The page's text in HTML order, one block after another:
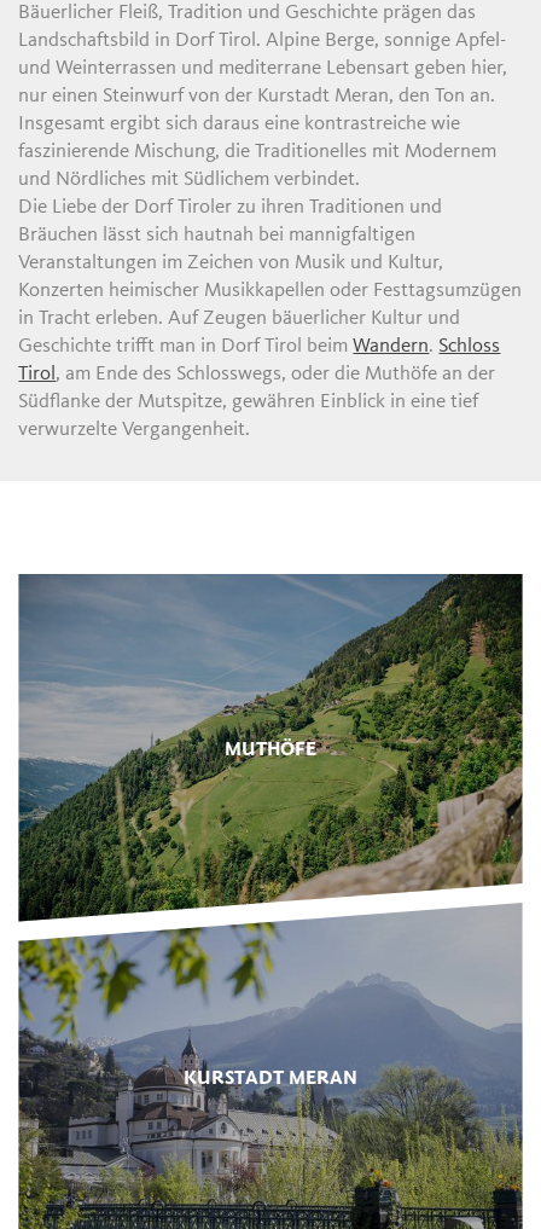
Bäuerlicher Fleiß, Tradition und Geschichte prägen das
Landschaftsbild in Dorf Tirol. Alpine Berge, sonnige Apfel-
und Weinterrassen und mediterrane Lebensart geben hier,
nur einen Steinwurf von der Kurstadt Meran, den Ton an.
Insgesamt ergibt sich daraus eine kontrastreiche wie
faszinierende Mischung, die Traditionelles mit Modernem
und Nördliches mit Südlichem verbindet.
Die Liebe der Dorf Tiroler zu ihren Traditionen und
Bräuchen lässt sich hautnah bei mannigfaltigen
Veranstaltungen im Zeichen von Musik und Kultur,
Konzerten heimischer Musikkapellen oder Festtagsumzügen
in Tracht erleben. Auf Zeugen bäuerlicher Kultur und
Geschichte trifft man in Dorf Tirol beimWandern. Schloss
Tirol , am Ende des Schlosswegs, oder die Muthöfe an der
Südflanke der Mutspitze, gewähren Einblick in eine tief
verwurzelte Vergangenheit.
MUTHÖFE
KURSTADT MERAN